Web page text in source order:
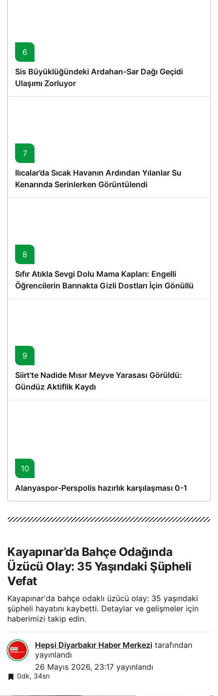
6
Sis Büyüklüğündeki Ardahan-Sar Dağı Geçidi
Ulaşımı Zorluyor
7
Ilıcalar’da Sıcak Havanın Ardından Yılanlar Su
Kenarında Serinlerken Görüntülendi
8
Sıfır Atıkla Sevgi Dolu Mama Kapları: Engelli
Öğrencilerin Barınakta Gizli Dostları İçin Gönüllü
Proje
9
Siirt’te Nadide Mısır Meyve Yarasası Görüldü:
Gündüz Aktiflik Kaydı
10
Alanyaspor-Perspolis hazırlık karşılaşması 0-1
Kayapınar’da Bahçe Odağında
Üzücü Olay: 35 Yaşındaki Şüpheli
Vefat
Kayapınar'da bahçe odaklı üzücü olay: 35 yaşındaki
şüpheli hayatını kaybetti. Detaylar ve gelişmeler için
haberimizi takip edin.
Hepsi Diyarbakır Haber Merkezi tarafından
yayınlandı
26 Mayıs 2026, 23:17 yayınlandı
0dk, 34sn